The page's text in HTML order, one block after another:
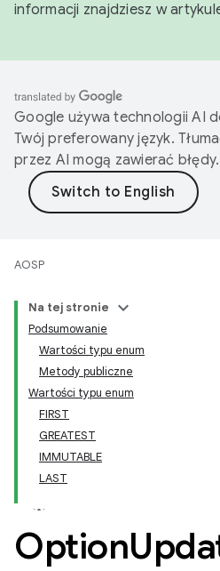
informacji znajdziesz w
Google używa technologii AI
Twój preferowany język.
przez AI mogą zawierać błędy.
AOSP
Na tej stronie
Podsumowanie
Wartości typu enum
Metody publiczne
Wartości typu enum
FIRST
GREATEST
IMMUTABLE
LAST
Option